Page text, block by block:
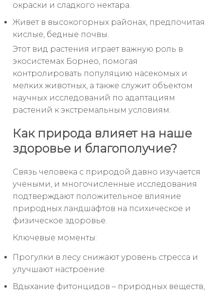
окраски и сладкого нектара.
Живет в высокогорных районах, предпочитая
кислые, бедные почвы.
Этот вид растения играет важную роль в
экосистемах Борнео, помогая
контролировать популяцию насекомых и
мелких животных, а также служит объектом
научных исследований по адаптациям
растений к экстремальным условиям.
Как природа влияет на наше
здоровье и благополучие?
Связь человека с природой давно изучается
учеными, и многочисленные исследования
подтверждают положительное влияние
природных ландшафтов на психическое и
физическое здоровье.
Ключевые моменты:
Прогулки в лесу снижают уровень стресса и
улучшают настроение.
Вдыхание фитонцидов – природных веществ,